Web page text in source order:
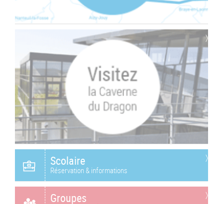
Scolaire
Réservation & informations
Groupes